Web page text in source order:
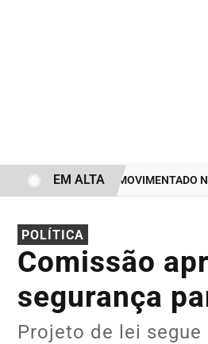
FIM DE SEMANA MOVIMENTADO NO
EM ALTA
POLÍTICA
Comissão
segurança
Projeto de lei segue